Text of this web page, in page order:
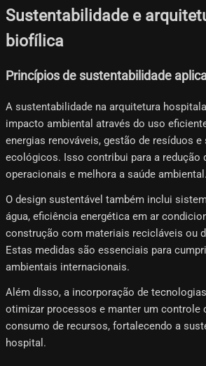
Sustentabilidade e
biofílica
Princípios de sustentabilidade
A sustentabilidade na arquitetura
impacto ambiental através do uso
energias renováveis, gestão de resíduos
ecológicos. Isso contribui para a redução
operacionais e melhora a saúde ambiental.
O design sustentável também inclui
água, eficiência energética em ar
construção com materiais recicláveis ​​ou
Estas medidas são essenciais para
ambientais internacionais.
Além disso, a incorporação de
otimizar processos e manter um controle
consumo de recursos, fortalecendo a
hospital.